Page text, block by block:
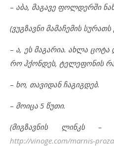
– აბა, მაგავე ფოლდერში
(ვუგზავნი მამაჩემის სურათს
– ა, ეს მაგარია. ახლა
რო ჰქონდეს, ტელეფონის
– ხო, თავიდან ჩაგიგდებ.
– მოიცა 5 წუთი.
(მიგზავნის ლინკს –
http://vinoge.com/marnis-